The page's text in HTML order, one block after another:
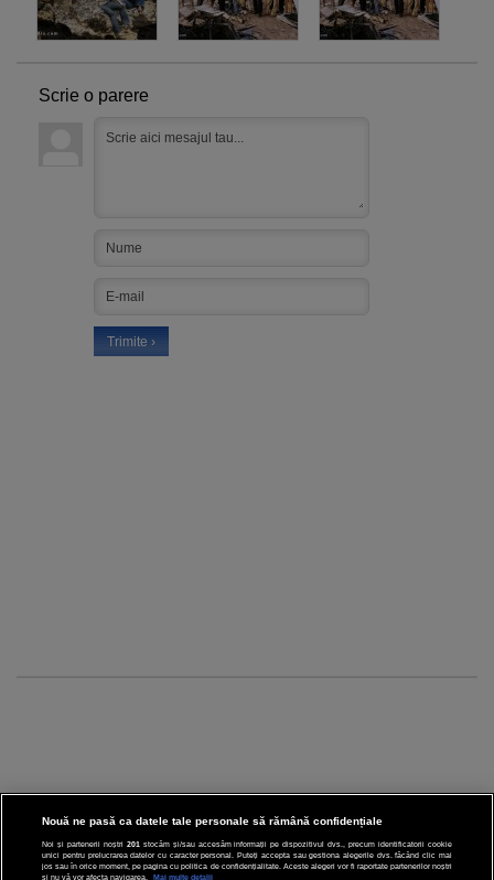
Scrie o parere
CINEMA
Nouă ne pasă ca datele tale personale să rămână confidențiale
Noi și partenerii noștri 201 stocăm și/sau accesăm informații pe dispozitivul dvs., precum identificatorii cookie
unici pentru prelucrarea datelor cu caracter personal. Puteți accepta sau gestiona alegerile dvs. făcând clic mai
jos sau în orice moment, pe pagina cu politica de confidențialitate. Aceste alegeri vor fi raportate partenerilor noștri
și nu vă vor afecta navigarea.
Mai multe detalii